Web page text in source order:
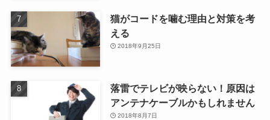
猫がコードを噛む理由と対策を考
える
2018年9月25日
落雷でテレビが映らない！原因は
アンテナケーブルかもしれません
2018年8月7日